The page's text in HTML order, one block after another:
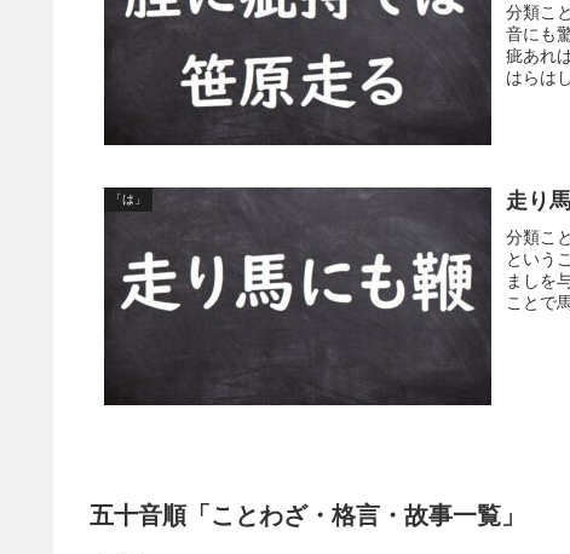
分類こ
音にも
疵あれ
はらは
「は」 走り
分類こ
という
ましを
ことで
五十音順「ことわざ・格言・故事一覧」